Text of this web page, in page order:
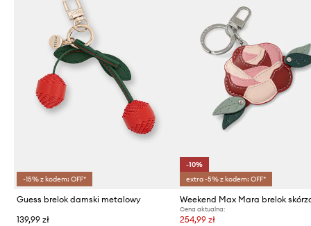
-15% z kodem: OFF*
Guess brelok damski metalowy
139,99 zł
-10%
extra -5% z kodem: OFF*
Weekend Max Mara brelok
Cena aktualna:
254,99 zł